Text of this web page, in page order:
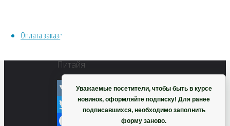
Оплата заказа
WhatsApp
Питайя
VK
Twitter
Уважаемые посетители, чтобы быть в курсе
новинок, оформляйте подписку! Для ранее
подписавшихся, необходимо заполнить
форму заново.